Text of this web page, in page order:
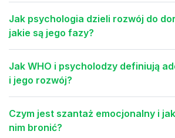
Jak psychologia dzieli rozwój do
jakie są jego fazy?
Jak WHO i psycholodzy definiują
i jego rozwój?
Czym jest szantaż emocjonalny i
nim bronić?